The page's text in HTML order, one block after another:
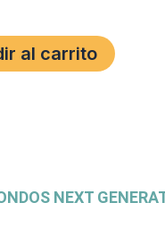
al carrito
NEXT